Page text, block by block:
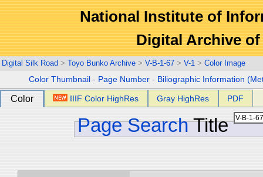
National Institute of
Digital Archive
Digital Silk Road > Toyo Bunko Archive > V-B-1-67 > V-1 > Color Image
Color Thumbnail - Page Number - Biliographic Information
Color IIIF Color HighRes Gray HighRes PDF
Page Search Title